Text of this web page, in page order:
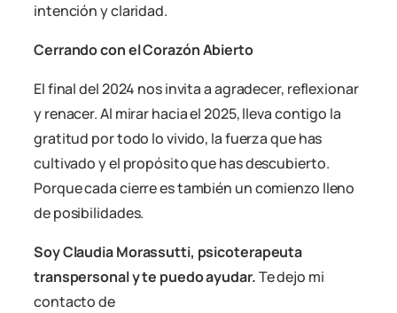
intención y claridad.
Cerrando con el Corazón Abierto
El final del 2024 nos invita a agradecer, reflexionar
y renacer. Al mirar hacia el 2025, lleva contigo la
gratitud por todo lo vivido, la fuerza que has
cultivado y el propósito que has descubierto.
Porque cada cierre es también un comienzo lleno
de posibilidades.
Soy Claudia Morassutti, psicoterapeuta
transpersonal y te puedo ayudar.Te dejo mi
contacto de